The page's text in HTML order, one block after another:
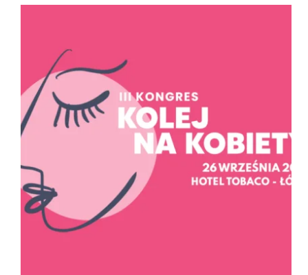
kampania
Klubu
Kobiet
Biznesu
udziałem
Teresy
Rosati